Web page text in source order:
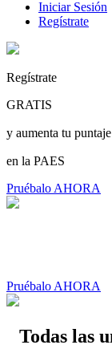
Iniciar Sesión
Regístrate
Regístrate
GRATIS
y aumenta tu puntaje
en la PAES
Pruébalo AHORA
Pruébalo AHORA
Todas las